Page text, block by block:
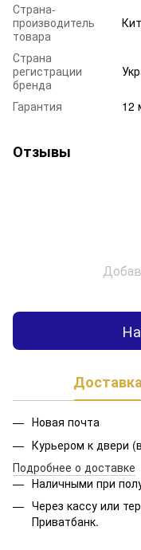
Страна-
производитель
товара
Страна
регистрации
бренда
Гарантия 12
Отзывы
Новая почта
Курьером к двери
Подробнее о доставке
Наличными при
Через кассу или
Приватбанк.